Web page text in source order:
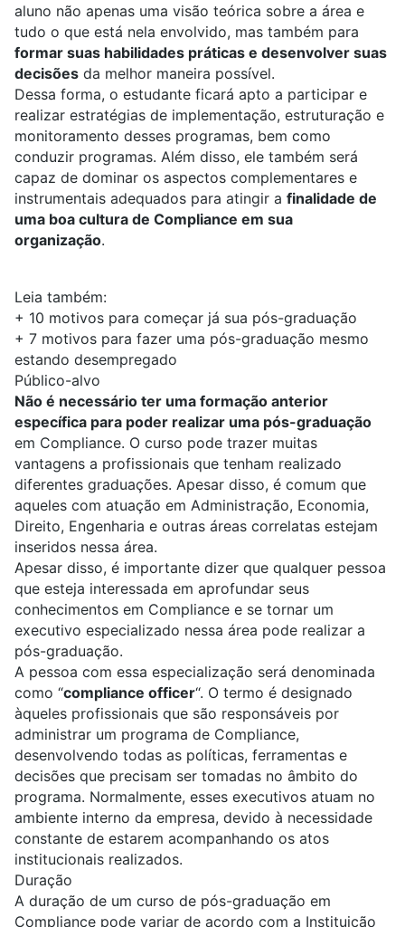
aluno não apenas uma visão teórica sobre a área e
tudo o que está nela envolvido, mas também para
formar suas habilidades práticas e desenvolver suas
decisões da melhor maneira possível.
Dessa forma, o estudante ficará apto a participar e
realizar estratégias de implementação, estruturação e
monitoramento desses programas, bem como
conduzir programas. Além disso, ele também será
capaz de dominar os aspectos complementares e
instrumentais adequados para atingir a finalidade de
uma boa cultura de Compliance em sua
organização.
Leia também:
+ 10 motivos para começar já sua pós-graduação
+ 7 motivos para fazer uma pós-graduação mesmo
estando desempregado
Público-alvo
Não é necessário ter uma formação anterior
específica para poder realizar uma pós-graduação
em Compliance. O curso pode trazer muitas
vantagens a profissionais que tenham realizado
diferentes graduações. Apesar disso, é comum que
aqueles com atuação em Administração, Economia,
Direito, Engenharia e outras áreas correlatas estejam
inseridos nessa área.
Apesar disso, é importante dizer que qualquer pessoa
que esteja interessada em aprofundar seus
conhecimentos em Compliance e se tornar um
executivo especializado nessa área pode realizar a
pós-graduação.
A pessoa com essa especialização será denominada
como “compliance officer“. O termo é designado
àqueles profissionais que são responsáveis por
administrar um programa de Compliance,
desenvolvendo todas as políticas, ferramentas e
decisões que precisam ser tomadas no âmbito do
programa. Normalmente, esses executivos atuam no
ambiente interno da empresa, devido à necessidade
constante de estarem acompanhando os atos
institucionais realizados.
Duração
A duração de um curso de pós-graduação em
Compliance pode variar de acordo com a Instituição